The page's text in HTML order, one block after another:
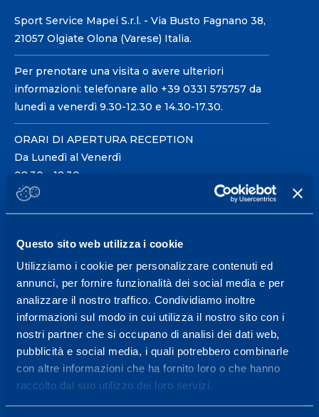
Questo sito web utilizza i cookie
Utilizziamo i cookie per personalizzare contenuti ed
annunci, per fornire funzionalità dei social media e per
analizzare il nostro traffico. Condividiamo inoltre
informazioni sul modo in cui utilizza il nostro sito con i
nostri partner che si occupano di analisi dei dati web,
pubblicità e social media, i quali potrebbero combinarle
con altre informazioni che ha fornito loro o che hanno
raccolto dal suo utilizzo dei loro servizi.
Sport Service Mapei S.r.l. - Via Busto Fagnano 38,
21057 Olgiate Olona (Varese) Italia.
Per prenotare una visita o avere ulteriori
informazioni: telefonare allo +39 0331 575757 da
lunedì a venerdì 9.30-12.30 e 14.30-17.30.
ORARI DI APERTURA RECEPTION
Da Lunedì al Venerdì
08.30 - 18.30
Centro servizi per l'alta
prestazione ed il
wellness.
Maggiori informazioni
Servizi
Servizi Medici
Test di valutazione